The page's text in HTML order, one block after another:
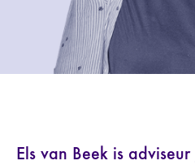
Els van Beek is adviseur